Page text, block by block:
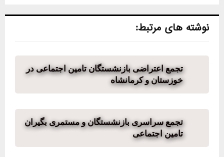
نوشته های مرتبط:
تجمع اعتراضی بازنشستگان تامین اجتماعی در
خوزستان و کرمانشاه
تجمع سراسری بازنشستگان و مستمری بگیران
تامین اجتماعی